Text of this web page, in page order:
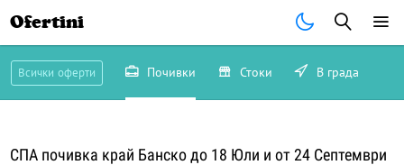
Ofertini
Всички оферти Почивки Стоки В града
СПА почивка край Банско до 18 Юли и от 24 Септември